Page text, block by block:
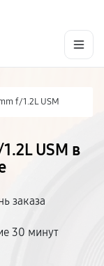
f/1.2L USM
USM в
заказа
30 минут